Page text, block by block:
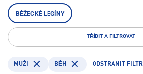
BĚŽECKÉ LEGÍNY
TŘÍDIT A FILTROVAT
MUŽI BĚH ODSTRANIT FILTR